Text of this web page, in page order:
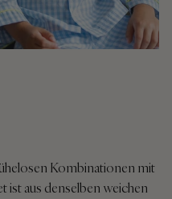
Kombinationen mit
ist aus denselben weichen